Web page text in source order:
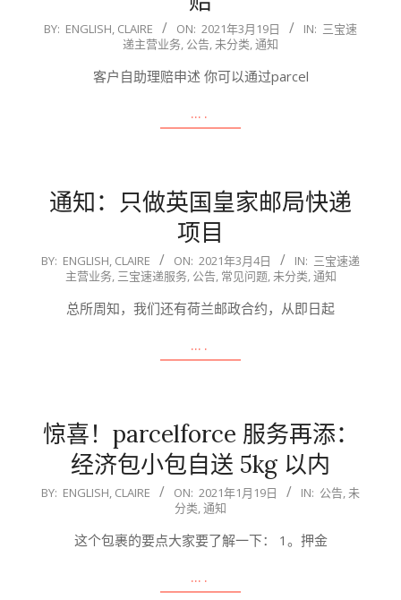
2021-
BY: ENGLISH, CLAIRE ON: 2021年3月19日 IN: 三宝速
递主营业务, 公告,未分类,通知
客户自助理赔申述 你可以通过parcel
….
通知：只做英国皇家邮局快递
项目
2021-
BY: ENGLISH, CLAIRE ON: 2021年3月4日 IN: 三宝速递
主营业务, 三宝速递服务, 公告, 常见问题,未分类,通知
总所周知，我们还有荷兰邮政合约，从即日起
….
惊喜！parcelforce 服务再添：
经济包小包自送 5kg 以内
2021-
BY: ENGLISH, CLAIRE ON: 2021年1月19日 IN: 公告,未
分类,通知
这个包裹的要点大家要了解一下： 1。押金
….